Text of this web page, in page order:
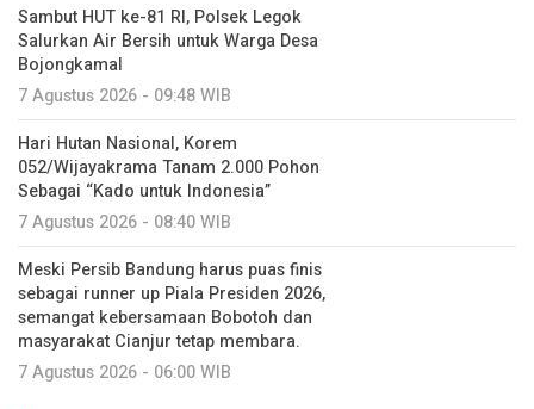
Sambut HUT ke-81 RI, Polsek Legok
Salurkan Air Bersih untuk Warga Desa
Bojongkamal
7 Agustus 2026 - 09:48 WIB
Hari Hutan Nasional, Korem
052/Wijayakrama Tanam 2.000 Pohon
Sebagai “Kado untuk Indonesia”
7 Agustus 2026 - 08:40 WIB
Meski Persib Bandung harus puas finis
sebagai runner up Piala Presiden 2026,
semangat kebersamaan Bobotoh dan
masyarakat Cianjur tetap membara.
7 Agustus 2026 - 06:00 WIB